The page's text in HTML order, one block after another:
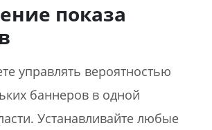
показа
управлять вероятностью
баннеров в одной
Устанавливайте любые